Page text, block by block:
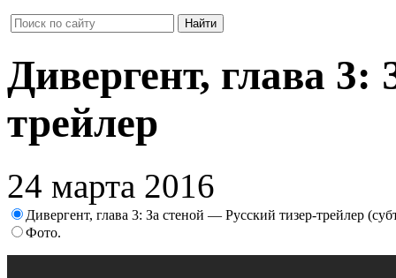
Дивергент, глава 3:
трейлер
24 марта 2016
Дивергент, глава 3: За стеной — Русский тизер-трейлер
Фото.